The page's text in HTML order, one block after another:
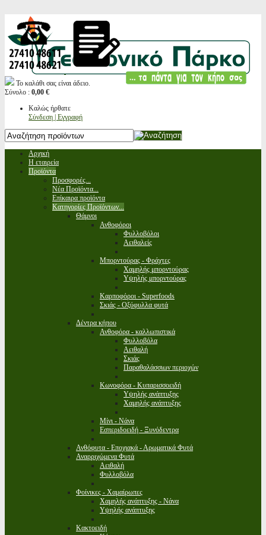
Το καλάθι σας είναι άδειο.
Σύνολο : 0,00 €
Καλώς ήρθατε
Σύνδεση | Εγγραφή
Αρχική
Η εταιρεία
Προϊόντα
Προσφορές...
Νέα Προϊόντα...
Επίκαιρα προϊόντα
Κατηγορίες Προϊόντων...
Θάμνοι
Ανθοφόροι
Φυλλοβόλοι
Αειθαλείς
Μπορντούρας - Φράχτες
Χαμηλής μπορντούρας
Υψηλής μπορντούρας
Καρποφόροι - Superfoods
Σκιάς - Οξύφυλλα φυτά
Δέντρα κήπου
Ανθοφόρα - καλλωπιστικά
Φυλλοβόλα
Αειθαλή
Σκιάς
Παραθαλάσσιων περιοχών
Κωνοφόρα - Κυπαρισσοειδή
Υψηλής ανάπτυξης
Χαμηλής ανάπτυξης
Μίνι - Νάνα
Εσπεριδοειδή - Ξυνόδεντρα
Ανθόφυτα - Εποχιακά - Αρωματικά Φυτά
Αναρριχώμενα Φυτά
Αειθαλή
Φυλλοβόλα
Φοίνικες - Χαμαίρωπες
Χαμηλής ανάπτυξης - Νάνα
Υψηλής ανάπτυξης
Κακτοειδή